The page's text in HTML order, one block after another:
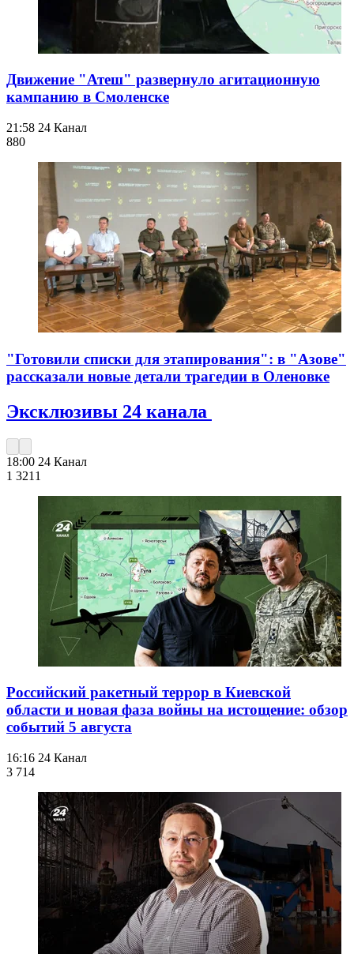
Движение "Атеш" развернуло агитационную
кампанию в Смоленске
21:58 24 Канал
880
"Готовили списки для этапирования": в "Азове"
рассказали новые детали трагедии в Оленовке
Эксклюзивы 24 канала
18:00 24 Канал
1 321 1
Российский ракетный террор в Киевской
области и новая фаза войны на истощение: обзор
событий 5 августа
16:16 24 Канал
3 714